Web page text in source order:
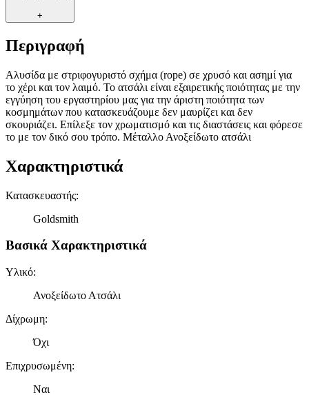
+
Περιγραφή
Αλυσίδα με στριφογυριστό σχήμα (rope) σε χρυσό και ασημί για
το χέρι και τον λαιμό. Το ατσάλι είναι εξαιρετικής ποιότητας με την
εγγύηση του εργαστηρίου μας για την άριστη ποιότητα των
κοσμημάτων που κατασκευάζουμε δεν μαυρίζει και δεν
σκουριάζει. Επίλεξε τον χρωματισμό και τις διαστάσεις και φόρεσε
το με τον δικό σου τρόπο. Μέταλλο Ανοξείδωτο ατσάλι
Χαρακτηριστικά
Κατασκευαστής:
Goldsmith
Βασικά Χαρακτηριστικά
Υλικό:
Ανοξείδωτο Ατσάλι
Δίχρωμη:
Όχι
Επιχρυσωμένη:
Ναι